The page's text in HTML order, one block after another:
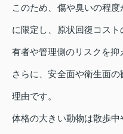
このため、傷や臭いの程
に限定し、原状回復コス
有者や管理側のリスクを抑
さらに、安全面や衛生面
理由です。
体格の大きい動物は散歩